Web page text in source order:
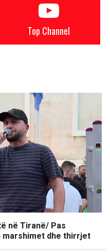
Top Channel
në Tiranë/ Pas
dhe thirrjet